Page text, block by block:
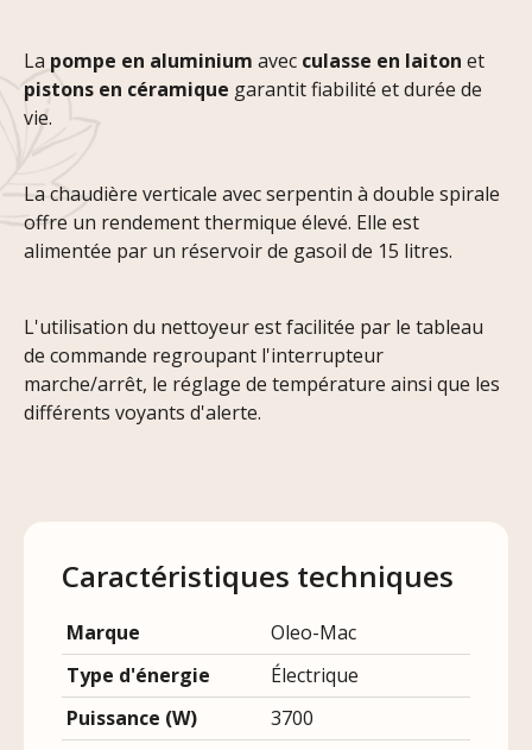
La pompe en aluminium avec culasse en laiton et
pistons en céramique garantit fiabilité et durée de
vie.
La chaudière verticale avec serpentin à double spirale
offre un rendement thermique élevé. Elle est
alimentée par un réservoir de gasoil de 15 litres.
L'utilisation du nettoyeur est facilitée par le tableau
de commande regroupant l'interrupteur
marche/arrêt, le réglage de température ainsi que les
différents voyants d'alerte.
Caractéristiques techniques
Marque
Oleo-Mac
Type d'énergie
Électrique
Puissance (W)
3700